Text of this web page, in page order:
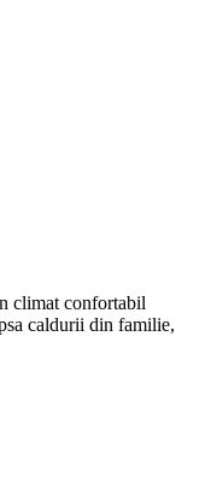
climat confortabil
caldurii din familie,